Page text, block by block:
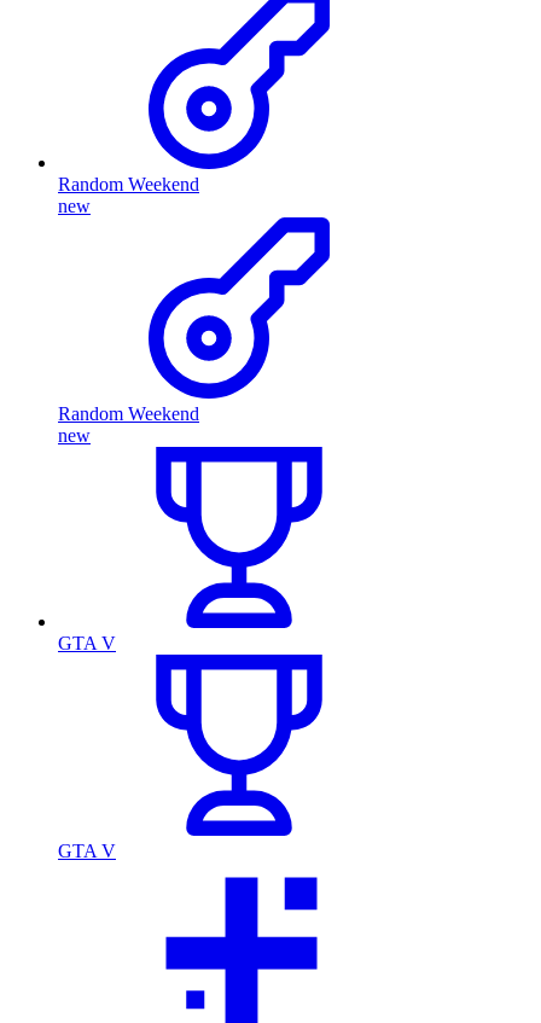
Random Weekend
new
Random Weekend
new
GTA V
GTA V